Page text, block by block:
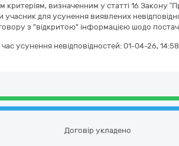
критеріям, визначенним у статті 16 Закону
учасник для усунення виявлених
з "відкритою" інформацією шодо
час усунення невідповідностей: 01-04-26,
Договір укладено